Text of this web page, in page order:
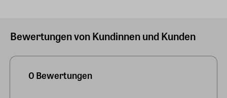
Bewertungen von Kundinnen und Kunden
0 Bewertungen